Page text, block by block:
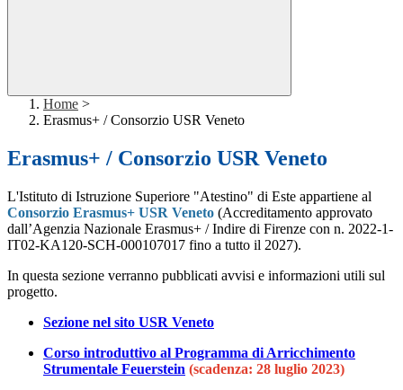
Home >
Erasmus+ / Consorzio USR Veneto
Erasmus+ / Consorzio USR Veneto
L'Istituto di Istruzione Superiore "Atestino" di Este appartiene al
Consorzio Erasmus+ USR Veneto (Accreditamento approvato
dall’Agenzia Nazionale Erasmus+ / Indire di Firenze con n. 2022-1-
IT02-KA120-SCH-000107017 fino a tutto il 2027).
In questa sezione verranno pubblicati avvisi e informazioni utili sul
progetto.
Sezione nel sito USR Veneto
Corso introduttivo al Programma di Arricchimento
Strumentale Feuerstein (scadenza: 28 luglio 2023)